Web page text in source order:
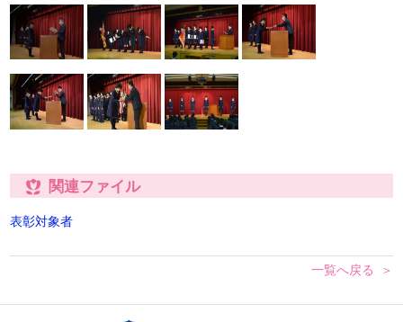
関連ファイル
表彰対象者
一覧へ戻る